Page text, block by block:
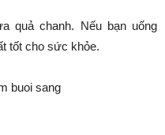
quả chanh. Nếu bạn uống
tốt cho sức khỏe.